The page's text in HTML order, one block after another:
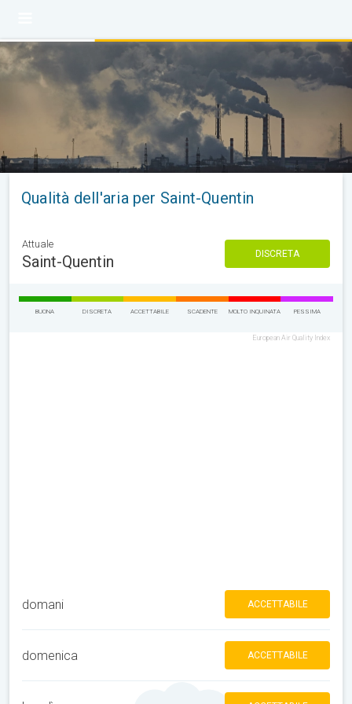
Qualità dell'aria per Saint-Quentin
Attuale
Saint-Quentin DISCRETA
BUONA DISCRETA ACCETTABILE SCADENTE MOLTO INQUINATA PESSIMA
European Air Quality Index
domani ACCETTABILE
domenica ACCETTABILE